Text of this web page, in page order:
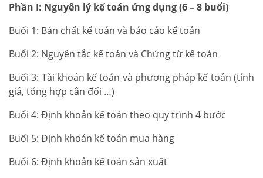
Phần I: Nguyên lý kế toán ứng dụng (6 – 8 buổi)
Buổi 1: Bản chất kế toán và báo cáo kế toán
Buổi 2: Nguyên tắc kế toán và Chứng từ kế toán
Buổi 3: Tài khoản kế toán và phương pháp kế toán (tính
giá, tổng hợp cân đối …)
Buổi 4: Định khoản kế toán theo quy trình 4 bước
Buổi 5: Định khoản kế toán mua hàng
Buổi 6: Định khoản kế toán sản xuất